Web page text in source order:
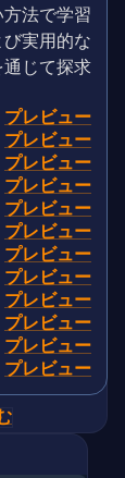
法で学習
実用的な
じて探求
プレビュー
プレビュー
プレビュー
プレビュー
プレビュー
プレビュー
プレビュー
プレビュー
プレビュー
プレビュー
プレビュー
プレビュー